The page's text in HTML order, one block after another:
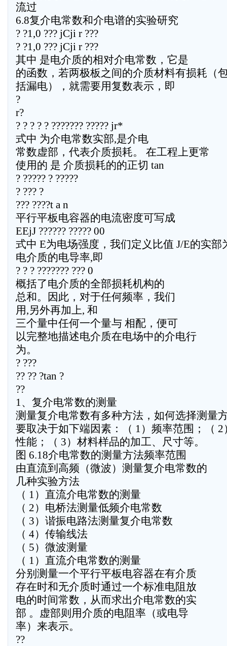
流过
6.8复介电常数和介电谱的实验研究
? ?1,0 ??? jCji r ???
? ?1,0 ??? jCji r ???
其中 是电介质的相对介电常数，它是
的函数，若两极板之间的介质材料有损耗（
括漏电），就需要用复数表示，即
?
r?
? ? ? ? ? ??????? ????? jr*
式中 为介电常数实部,是介电
常数虚部，代表介质损耗。 在工程上更常
使用的 是 介质损耗的的正切 tan
? ????? ? ?????
? ??? ?
??? ????t a n
平行平板电容器的电流密度可写成
EEjJ ?????? ????? 00
式中 E为电场强度，我们定义比值 J/E的实部
电介质的电导率,即
? ? ? ??????? ??? 0
概括了电介质的全部损耗机构的
总和。因此，对于任何频率，我们
用,另外再加上, 和
三个量中任何一个量与 相配，便可
以完整地描述电介质在电场中的介电行
为。
? ???
?? ?? ?tan ?
??
1、复介电常数的测量
测量复介电常数有多种方法，如何选择测量
要取决于如下端因素：（ 1）频率范围；（ 2
性能；（ 3）材料样品的加工、尺寸等。
图 6.18介电常数的测量方法频率范围
由直流到高频（微波）测量复介电常数的
几种实验方法
（ 1）直流介电常数的测量
（ 2）电桥法测量低频介电常数
（ 3）谐振电路法测量复介电常数
（ 4）传输线法
（ 5）微波测量
（ 1）直流介电常数的测量
分别测量一个平行平板电容器在有介质
存在时和无介质时通过一个标准电阻放
电的时间常数，从而求出介电常数的实
部 。虚部则用介质的电阻率（或电导
率）来表示。
??